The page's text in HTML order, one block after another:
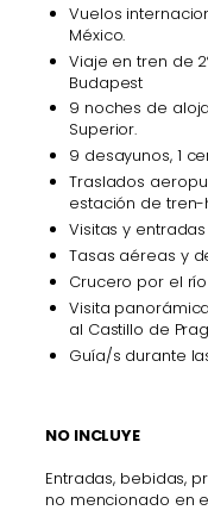
Vuelos
México.
Viaje en tren de
Budapest
9 noches de
Superior.
9 desayunos, 1
Traslados
estación de tren-
Visitas y
Tasas aéreas y
Crucero por el
Visita
al Castillo de
Guía/s durante
NO INCLUYE
Entradas, bebidas,
no mencionado en